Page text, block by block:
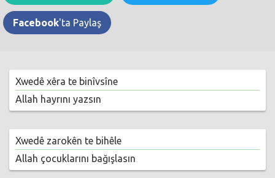
Facebook'ta Paylaş
Xwedê xêra te binîvsîne
Allah hayrını yazsın
Xwedê zarokên te bihêle
Allah çocuklarını bağışlasın